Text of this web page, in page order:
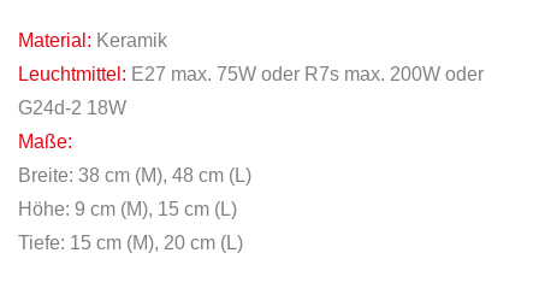
Material: Keramik
Leuchtmittel: E27 max. 75W oder R7s max. 200W oder
G24d-2 18W
Maße:
Breite: 38 cm (M), 48 cm (L)
Höhe: 9 cm (M), 15 cm (L)
Tiefe: 15 cm (M), 20 cm (L)